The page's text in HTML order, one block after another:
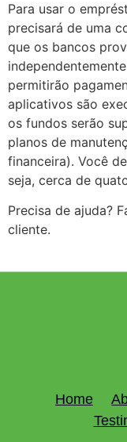
Para usar o
precisará de uma
que os bancos
permitirão
aplicativos são
os fundos serão
planos de
financeira). Você
seja, cerca de
Precisa de ajuda?
cliente.
Home